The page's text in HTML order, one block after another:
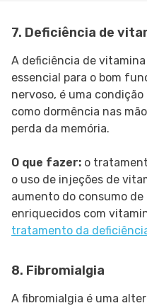
7. Deficiência de
A deficiência de
essencial para o bom
nervoso, é uma
como dormência nas
perda da memória.
O que fazer: o
o uso de injeções de
aumento do consumo
enriquecidos com
tratamento da
8. Fibromialgia
A fibromialgia é uma